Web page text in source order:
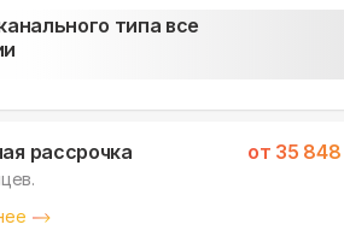
типа все
рассрочка от 35 848